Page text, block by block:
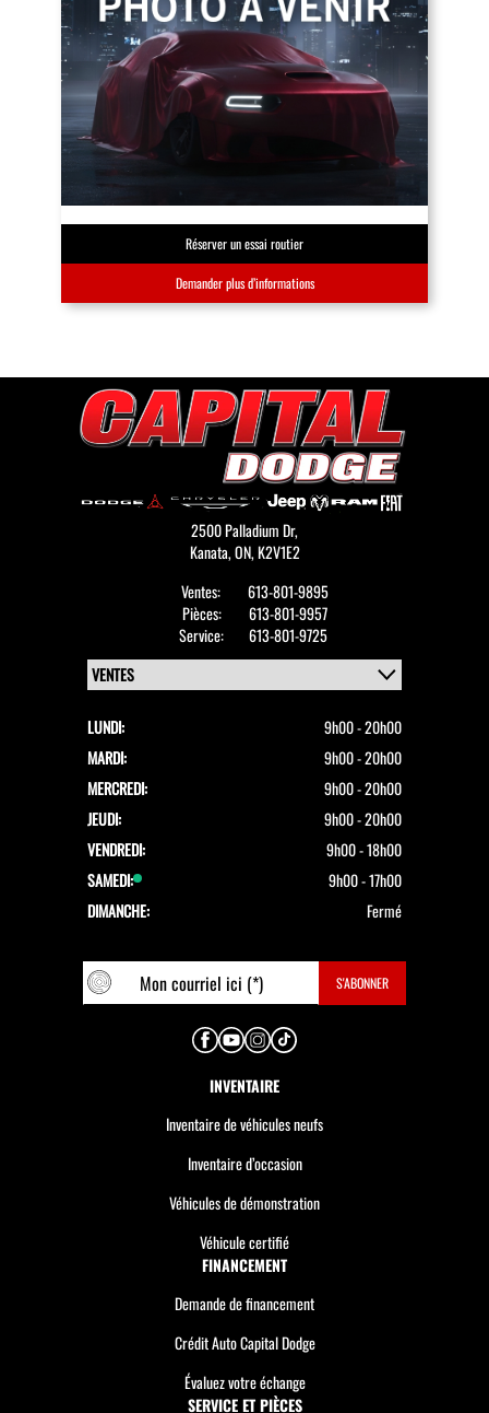
Réserver un essai routier
Demander plus d’informations
2500 Palladium Dr,
Kanata,ON, K2V1E2
Ventes:
613-801-9895
Pièces:
613-801-9957
Service:
613-801-9725
LUNDI:
9h00 - 20h00
MARDI:
9h00 - 20h00
MERCREDI:
9h00 - 20h00
JEUDI:
9h00 - 20h00
VENDREDI:
9h00 - 18h00
SAMEDI:
9h00 - 17h00
DIMANCHE:
Fermé
INVENTAIRE
Inventaire de véhicules neufs
Inventaire d’occasion
Véhicules de démonstration
Véhicule certifié
FINANCEMENT
Demande de financement
Crédit Auto Capital Dodge
Évaluez votre échange
SERVICE ET PIÈCES